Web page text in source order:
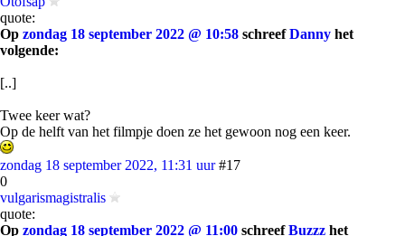
quote:
Op zondag 18 september 2022 @ 10:58 schreefDanny het
volgende:
[..]
Twee keer wat?
Op de helft van het filmpje doen ze het gewoon nog een keer.
zondag 18 september 2022, 11:31 uur #17
0
vulgarismagistralis
quote:
Op zondag 18 september 2022 @ 11:00 schreefBuzzz het